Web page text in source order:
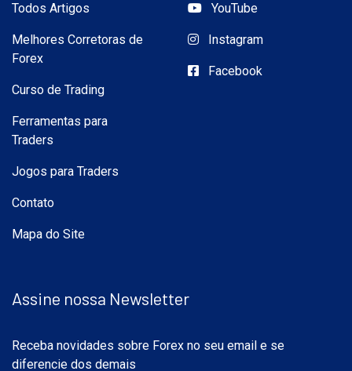
Todos Artigos
Melhores Corretoras de
Forex
Curso de Trading
Ferramentas para
Traders
Jogos para Traders
Contato
Mapa do Site
YouTube
Instagram
Facebook
Assine nossa Newsletter
Receba novidades sobre Forex no seu email e se
diferencie dos demais